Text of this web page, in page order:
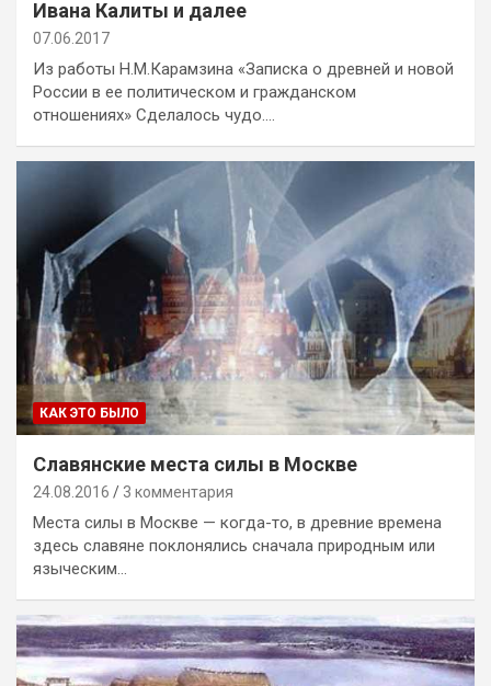
Ивана Калиты и далее
07.06.2017
Из работы Н.М.Карамзина «Записка о древней и новой
России в ее политическом и гражданском
отношениях» Сделалось чудо.…
КАК ЭТО БЫЛО
Славянские места силы в Москве
24.08.2016 3 комментария
Места силы в Москве — когда-то, в древние времена
здесь славяне поклонялись сначала природным или
языческим…